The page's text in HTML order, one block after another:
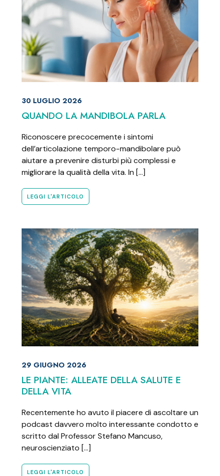
30 LUGLIO 2026
QUANDO LA MANDIBOLA PARLA
Riconoscere precocemente i sintomi
dell’articolazione temporo-mandibolare può
aiutare a prevenire disturbi più complessi e
migliorare la qualità della vita. In […]
LEGGI L'ARTICOLO
29 GIUGNO 2026
LE PIANTE: ALLEATE DELLA SALUTE E
DELLA VITA
Recentemente ho avuto il piacere di ascoltare un
podcast davvero molto interessante condotto e
scritto dal Professor Stefano Mancuso,
neuroscienziato […]
LEGGI L'ARTICOLO